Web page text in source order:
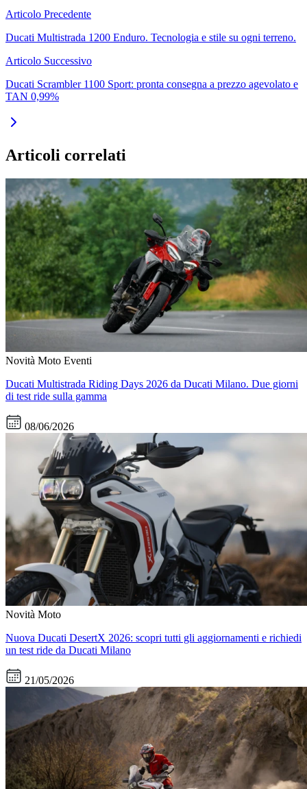
Articolo Precedente
Ducati Multistrada 1200 Enduro. Tecnologia e stile su ogni terreno.
Articolo Successivo
Ducati Scrambler 1100 Sport: pronta consegna a prezzo agevolato e
TAN 0,99%
Articoli correlati
Novità Moto Eventi
Ducati Multistrada Riding Days 2026 da Ducati Milano. Due giorni
di test ride sulla gamma
08/06/2026
Novità Moto
Nuova Ducati DesertX 2026: scopri tutti gli aggiornamenti e richiedi
un test ride da Ducati Milano
21/05/2026